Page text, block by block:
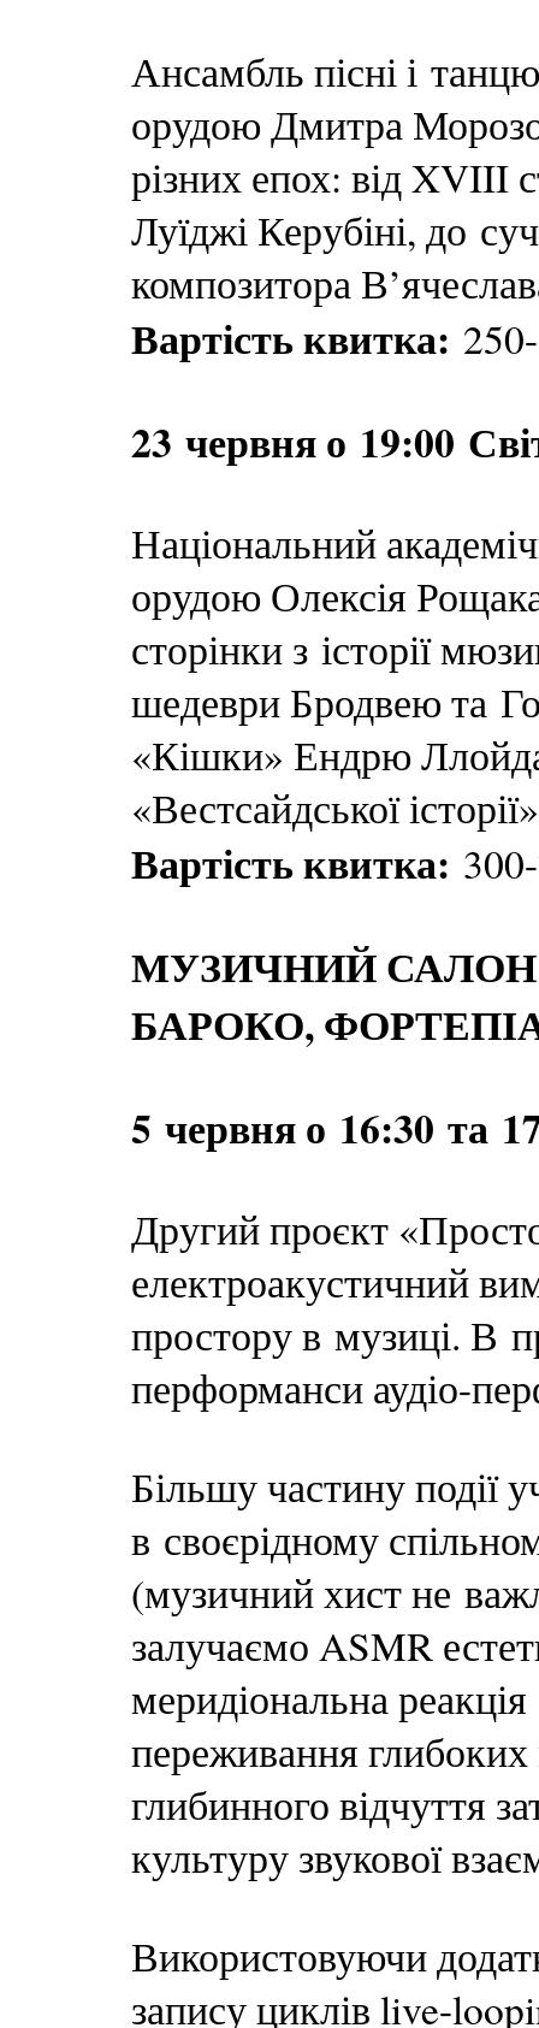
Ансамбль пісні і
орудою Дмитра
різних епох: від XVIII
Луїджі Керубіні, до
композитора
Вартість квитка:
23 червня о 19:00
Національний
орудою Олексія
сторінки з історії
шедеври Бродвею та
«Кішки» Ендрю
«Вестсайдської
Вартість квитка:
МУЗИЧНИЙ
БАРОКО,
5 червня о 16:30 та
Другий проєкт
електроакустичний
простору в музиці. В
перформанси аудіо-
Більшу частину події
в своєрідному
(музичний хист не
залучаємо ASMR
меридіональна
переживання
глибинного відчуття
культуру звукової
Використовуючи
запису циклів live-